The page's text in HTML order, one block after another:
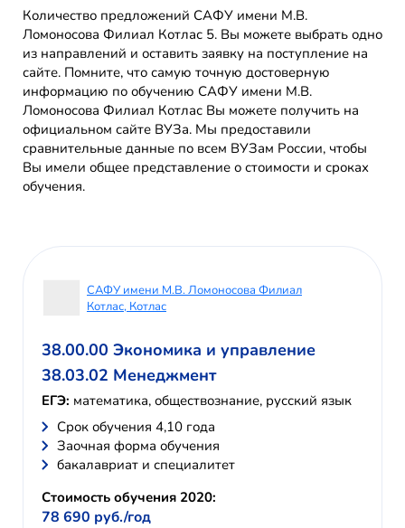
Количество предложений САФУ имени М.В.
Ломоносова Филиал Котлас 5. Вы можете выбрать одно
из направлений и оставить заявку на поступление на
сайте. Помните, что самую точную достоверную
информацию по обучению САФУ имени М.В.
Ломоносова Филиал Котлас Вы можете получить на
официальном сайте ВУЗа. Мы предоставили
сравнительные данные по всем ВУЗам России, чтобы
Вы имели общее представление о стоимости и сроках
обучения.
САФУ имени М.В. Ломоносова Филиал
Котлас, Котлас
38.00.00 Экономика и управление
38.03.02 Менеджмент
ЕГЭ: математика, обществознание, русский язык
Cрок обучения 4,10 года
Заочная форма обучения
бакалавриат и специалитет
Стоимость обучения 2020:
78 690 руб./год